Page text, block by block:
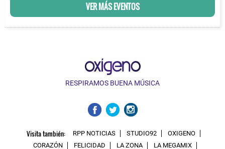
VER MÁS EVENTOS
RESPIRAMOS BUENA MÚSICA
Visita también: RPP NOTICIAS STUDIO92
OXIGENO
CORAZÓN
FELICIDAD LA ZONA LA MEGAMIX